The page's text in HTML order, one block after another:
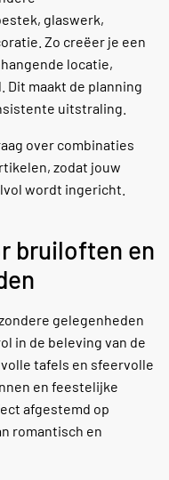
glaswerk,
Zo creëer je een
locatie,
Dit maakt de planning
uitstraling.
over combinaties
zodat jouw
wordt ingericht.
bruiloften en
gelegenheden
in de beleving van de
tafels en sfeervolle
en feestelijke
afgestemd op
romantisch en